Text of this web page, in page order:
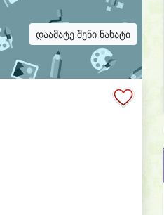
დაამატე შენი ნახატი